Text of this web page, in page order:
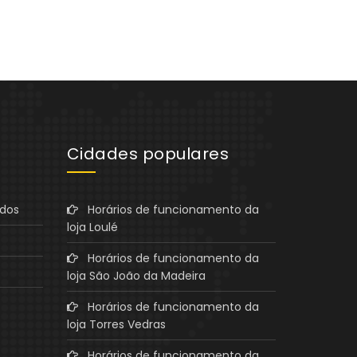
Cidades populares
Horários de funcionamento da
loja Loulé
Horários de funcionamento da
loja São João da Madeira
Horários de funcionamento da
loja Torres Vedras